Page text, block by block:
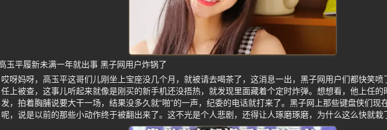
玉平履新未满一年就出事 黑子网用户炸锅了
哎呀妈呀，高玉平这哥们儿刚坐上宝座没几个月，就被请去喝茶了，这消息一出，黑子网用户们都快笑喷
任上被查，这事儿听起来就像是刚买的新手机还没捂热，就发现里面藏着个定时炸弹。想想看，他上任的
发，拍着胸脯说要大干一场，结果没多久就“啪”的一声，纪委的电话就打来了。黑子网上那些键盘侠们现
呢，说是以前的那些小动作终于被翻出来了。这不光是个人悲剧，还得让人琢磨琢磨，为什么这么快就栽